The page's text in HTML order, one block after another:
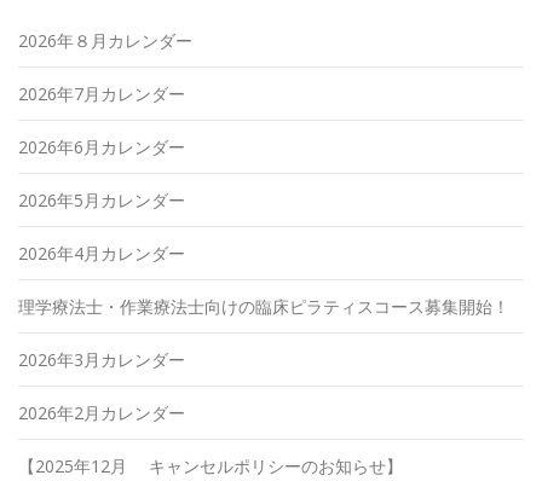
2026年８月カレンダー
2026年7月カレンダー
2026年6月カレンダー
2026年5月カレンダー
2026年4月カレンダー
理学療法士・作業療法士向けの臨床ピラティスコース募集開始！
2026年3月カレンダー
2026年2月カレンダー
【2025年12月 キャンセルポリシーのお知らせ】